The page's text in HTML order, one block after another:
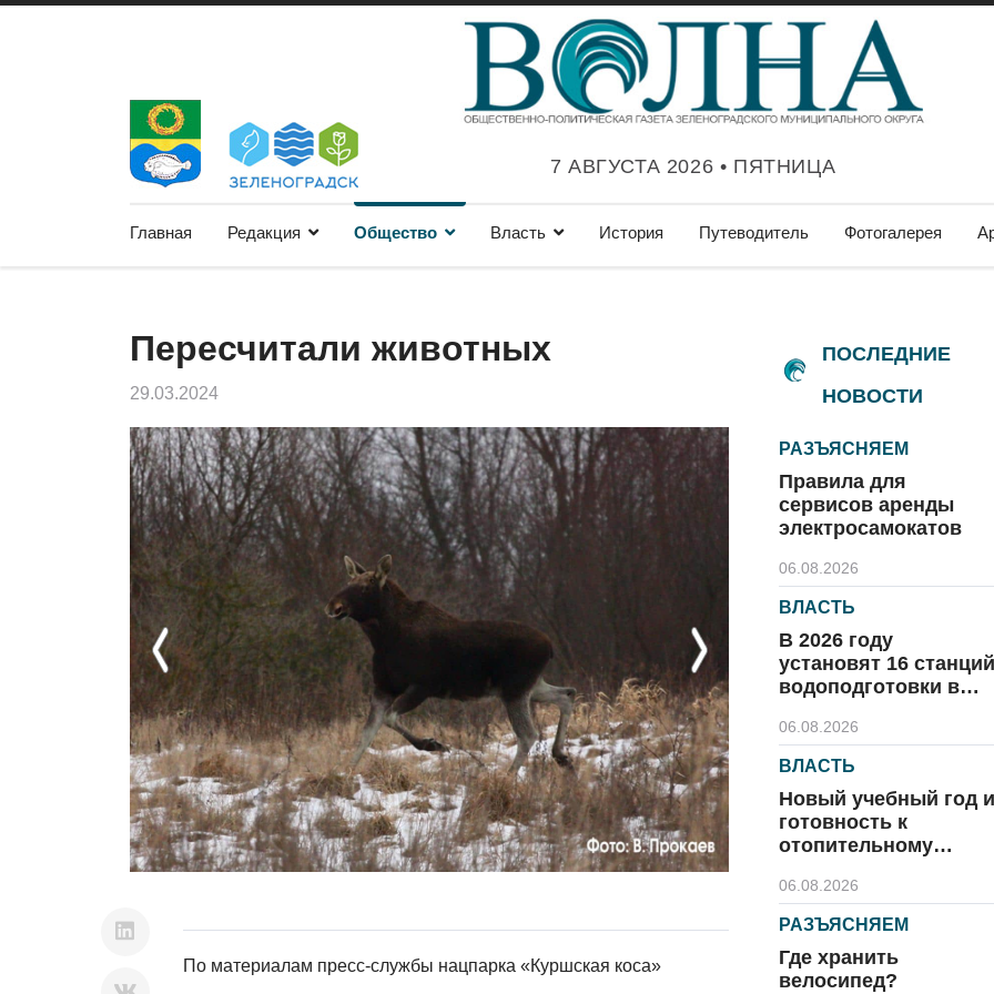
7 АВГУСТА 2026 • ПЯТНИЦА
Главная Редакция Общество Власть История Путеводитель Фотогалерея
Пересчитали животных
29.03.2024
Previous Next
По материалам пресс-службы нацпарка «Куршская коса»
ПОСЛЕДНИЕ
НОВОСТИ
РАЗЪЯСНЯЕМ
Правила для
сервисов аренды
электросамокатов
06.08.2026
ВЛАСТЬ
В 2026 году
установят 16 станций
водоподготовки в
06.08.2026
ВЛАСТЬ
Новый учебный год и
готовность к
отопительному
06.08.2026
РАЗЪЯСНЯЕМ
Где хранить
велосипед?